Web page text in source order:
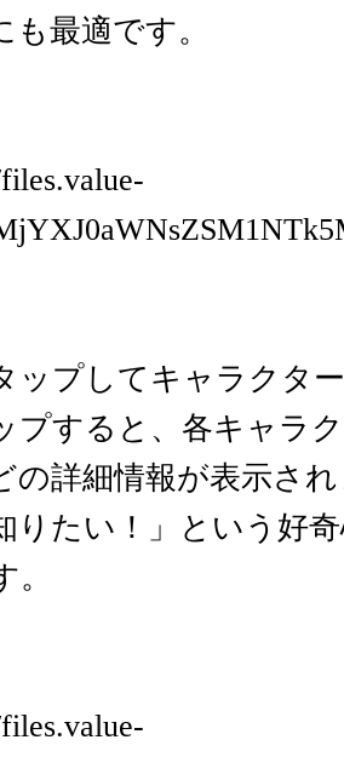
最適です。
ップしてキャラクタ
プすると、各キャラ
の詳細情報が表示さ
りたい！」という好